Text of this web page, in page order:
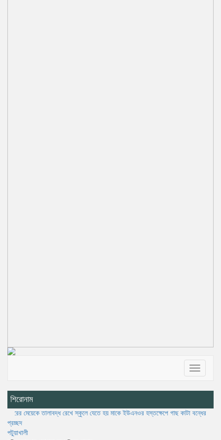
Toggle
শিরোনাম
তালাবদ্ধ রেখে স্কুলে যেতে হয় মাকে ইউএনওর হস্তক্ষেপে গাছ কাটা বন্ধের ১৩ দিন পর ফের
প্রচ্ছদ
পটুয়াখালী